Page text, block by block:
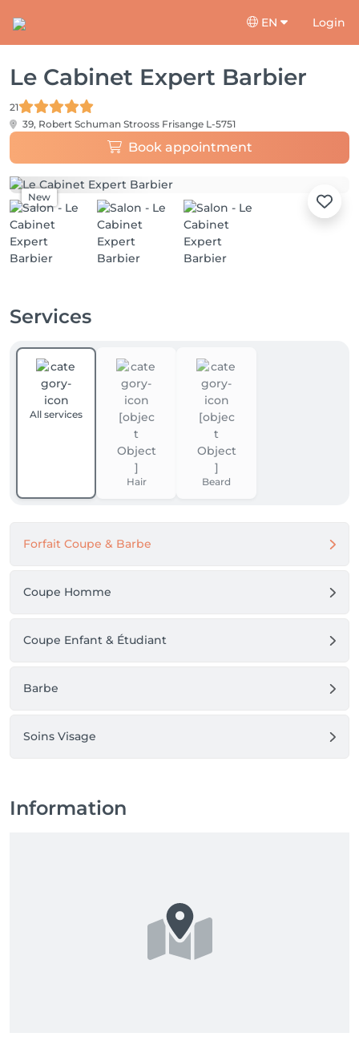
EN Login
Le Cabinet Expert Barbier
21
39, Robert Schuman Strooss Frisange L-5751
Book appointment
New
Services
All services
Hair Beard
Forfait Coupe & Barbe
Coupe Homme
Coupe Enfant & Étudiant
Barbe
Soins Visage
Information